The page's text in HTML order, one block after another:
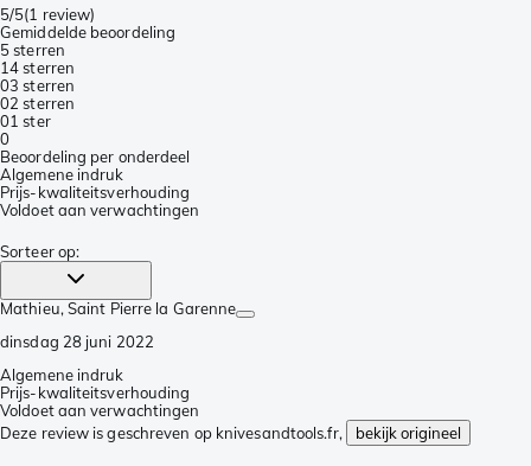
5/5(1 review)
Gemiddelde beoordeling
5 sterren
14 sterren
03 sterren
02 sterren
01 ster
0
Beoordeling per onderdeel
Algemene indruk
Prijs-kwaliteitsverhouding
Voldoet aan verwachtingen
Sorteer op:
Mathieu, Saint Pierre la Garenne
dinsdag 28 juni 2022
Algemene indruk
Prijs-kwaliteitsverhouding
Voldoet aan verwachtingen
Deze review is geschreven op knivesandtools.fr,
bekijk origineel